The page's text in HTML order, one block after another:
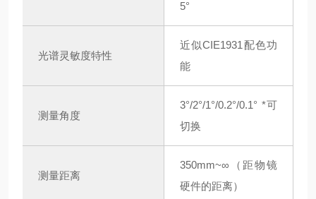
5°
光谱灵敏度特性
近似CIE1931配色功
能
测量角度
3°/2°/1°/0.2°/0.1° *可
切换
测量距离
350mm~∞（距物镜
硬件的距离）